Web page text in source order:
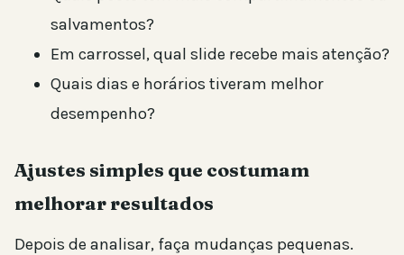
salvamentos?
Em carrossel, qual slide recebe mais atenção?
Quais dias e horários tiveram melhor
desempenho?
Ajustes simples que costumam
melhorar resultados
Depois de analisar, faça mudanças pequenas.